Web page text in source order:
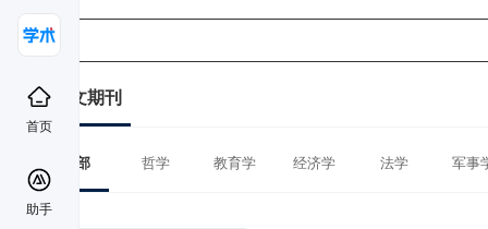
首页
助手
中文期刊
全部 哲学 教育学 经济学 法学 军事